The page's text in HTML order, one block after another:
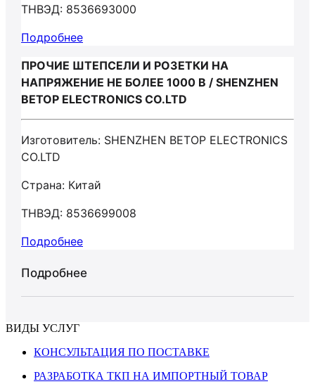
ТНВЭД: 8536693000
Подробнее
ПРОЧИЕ ШТЕПСЕЛИ И РОЗЕТКИ НА
НАПРЯЖЕНИЕ НЕ БОЛЕЕ 1000 В / SHENZHEN
BETOP ELECTRONICS CO.LTD
Изготовитель: SHENZHEN BETOP ELECTRONICS
CO.LTD
Страна: Китай
ТНВЭД: 8536699008
Подробнее
Подробнее
ВИДЫ УСЛУГ
КОНСУЛЬТАЦИЯ ПО ПОСТАВКЕ
РАЗРАБОТКА ТКП НА ИМПОРТНЫЙ ТОВАР